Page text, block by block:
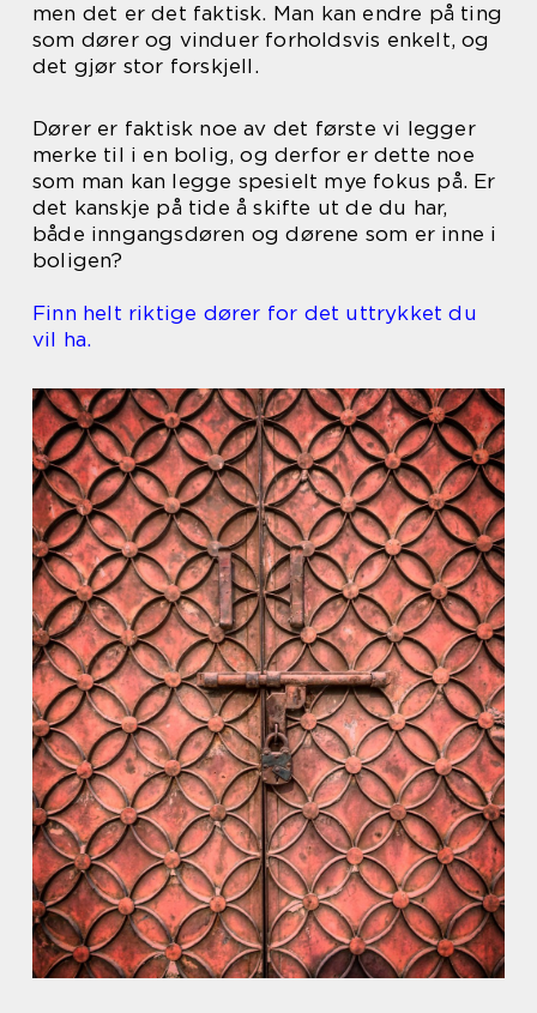
men det er det faktisk. Man kan endre på ting
som dører og vinduer forholdsvis enkelt, og
det gjør stor forskjell.
Dører er faktisk noe av det første vi legger
merke til i en bolig, og derfor er dette noe
som man kan legge spesielt mye fokus på. Er
det kanskje på tide å skifte ut de du har,
både inngangsdøren og dørene som er inne i
boligen?
Finn helt riktige dører for det uttrykket du
vil ha.